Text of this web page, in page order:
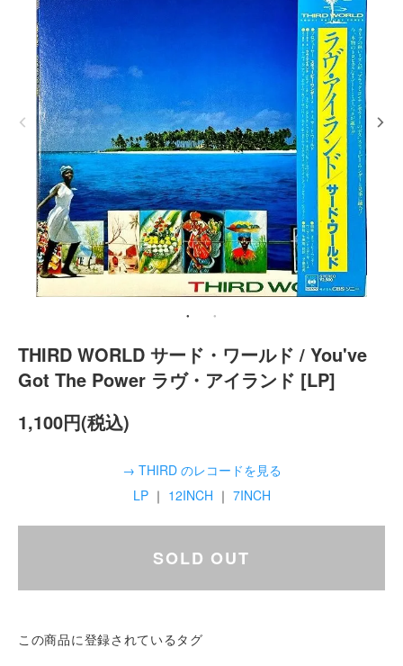
THIRD WORLD サード・ワールド / You've
Got The Power ラヴ・アイランド [LP]
1,100円(税込)
→ THIRD のレコードを見る
LP｜ 12INCH ｜ 7INCH
SOLD OUT
この商品に登録されているタグ